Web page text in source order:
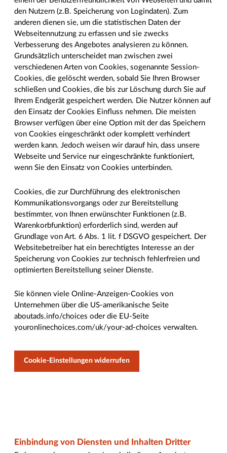
den Nutzern (z.B. Speicherung von Logindaten). Zum
anderen dienen sie, um die statistischen Daten der
Webseitennutzung zu erfassen und sie zwecks
Verbesserung des Angebotes analysieren zu können.
Grundsätzlich unterscheidet man zwischen zwei
verschiedenen Arten von Cookies, sogenannte Session-
Cookies, die gelöscht werden, sobald Sie Ihren Browser
schließen und Cookies, die bis zur Löschung durch Sie auf
Ihrem Endgerät gespeichert werden. Die Nutzer können auf
den Einsatz der Cookies Einfluss nehmen. Die meisten
Browser verfügen über eine Option mit der das Speichern
von Cookies eingeschränkt oder komplett verhindert
werden kann. Jedoch weisen wir darauf hin, dass unsere
Webseite und Service nur eingeschränkte funktioniert,
wenn Sie den Einsatz von Cookies unterbinden.
Cookies, die zur Durchführung des elektronischen
Kommunikationsvorgangs oder zur Bereitstellung
bestimmter, von Ihnen erwünschter Funktionen (z.B.
Warenkorbfunktion) erforderlich sind, werden auf
Grundlage von Art. 6 Abs. 1 lit. f DSGVO gespeichert. Der
Websitebetreiber hat ein berechtigtes Interesse an der
Speicherung von Cookies zur technisch fehlerfreien und
optimierten Bereitstellung seiner Dienste.
Sie können viele Online-Anzeigen-Cookies von
Unternehmen über die US-amerikanische Seite
aboutads.info/choices oder die EU-Seite
youronlinechoices.com/uk/your-ad-choices verwalten.
Cookie-Einstellungen widerrufen
Einbindung von Diensten und Inhalten Dritter